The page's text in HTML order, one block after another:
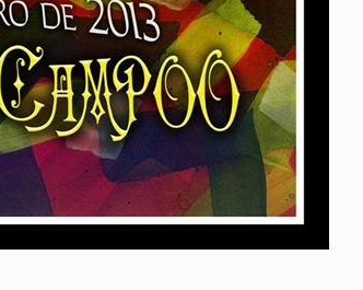
25 febrero, 2026
Aguilar de